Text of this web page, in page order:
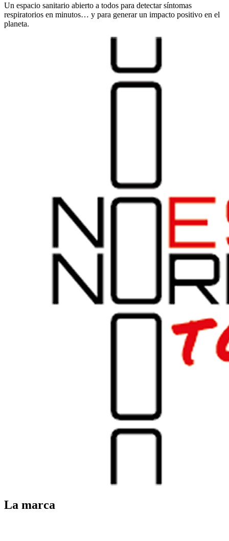
Un espacio sanitario abierto a todos para detectar síntomas
respiratorios en minutos… y para generar un impacto positivo en el
planeta.
La marca